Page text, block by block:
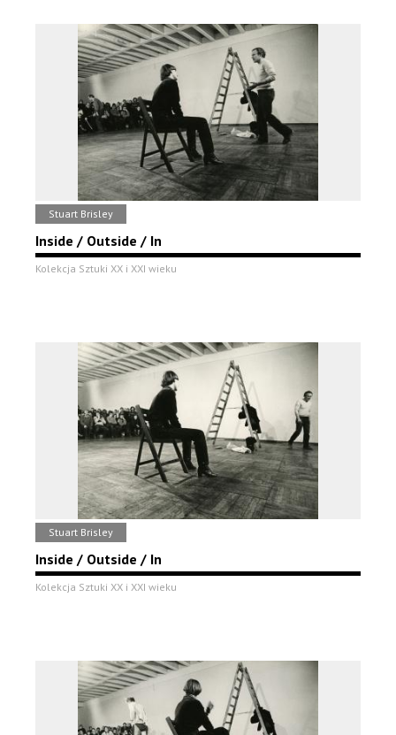
Stuart Brisley
Inside / Outside / In
Kolekcja Sztuki XX i XXI wieku
Stuart Brisley
Inside / Outside / In
Kolekcja Sztuki XX i XXI wieku